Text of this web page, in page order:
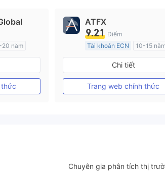
20 năm
ATFX
9.21 Điểm
Tài khoản ECN
10-15
Đăng ký tại Nước Úc
MT4 Chính thức
Chi tiết
Trang web chính thức
Chuyên gia phân tích thị